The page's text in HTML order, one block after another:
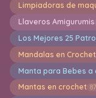
Limpiadoras de
Llaveros Amigurumis
Los Mejores 25
Mandalas en Crochet
Manta para Bebes a
Mantas en crochet